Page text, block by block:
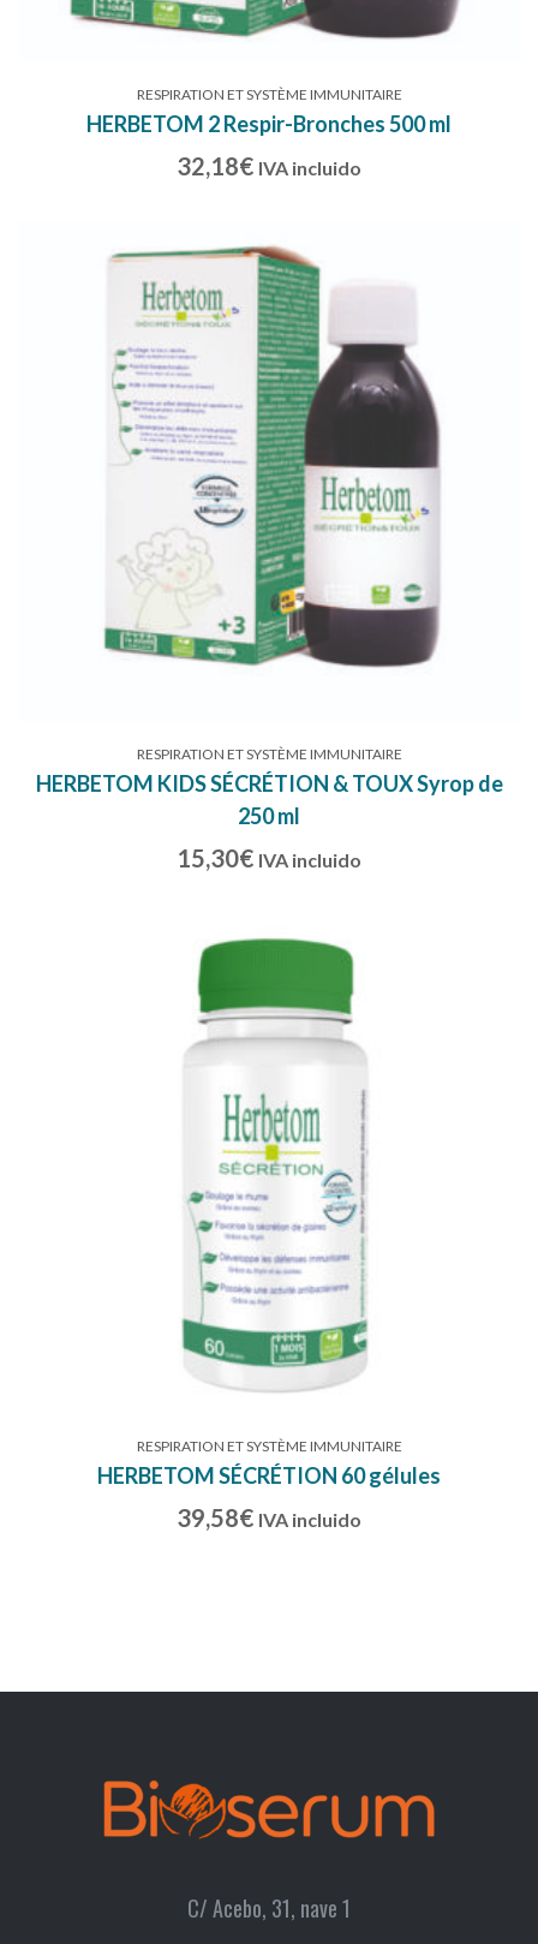
RESPIRATION ET SYSTÈME IMMUNITAIRE
HERBETOM 2 Respir-Bronches 500 ml
32,18€ IVA incluido
RESPIRATION ET SYSTÈME IMMUNITAIRE
HERBETOM KIDS SÉCRÉTION & TOUX Syrop de
250 ml
15,30€ IVA incluido
RESPIRATION ET SYSTÈME IMMUNITAIRE
HERBETOM SÉCRÉTION 60 gélules
39,58€ IVA incluido
C/ Acebo, 31, nave 1